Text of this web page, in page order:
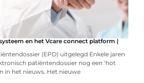
en het Vcare connect platform |
(EPD) uitgelegd Enkele jaren
patiëntendossier nog een ‘hot
in het nieuws. Het nieuwe